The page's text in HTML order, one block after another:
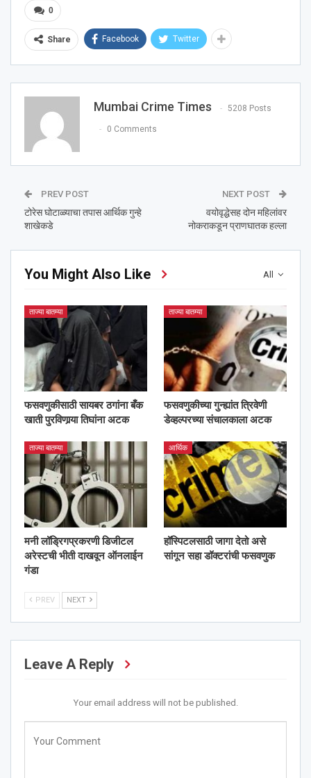
0
Share Facebook Twitter
Mumbai Crime Times 5208 Posts
0 Comments
PREV POST
टोरेस घोटाळ्याचा तपास आर्थिक गुन्हे
शाखेकडे
NEXT POST
वयोवृद्धेसह दोन महिलांवर
नोकराकडून प्राणघातक हल्ला
All
You Might Also Like
ताज्या बातम्या
फसवणुकीसाठी सायबर ठगांना बँक
खाती पुरविणार्‍या तिघांना अटक
ताज्या बातम्या
फसवणुकीच्या गुन्ह्यांत त्रिवेणी
डेव्हल्परच्या संचालकाला अटक
ताज्या बातम्या
मनी लॉड्रिगप्रकरणी डिजीटल
अरेस्टची भीती दाखवून ऑनलाईन
गंडा
आर्थिक
हॉस्पिटलसाठी जागा देतो असे
सांगून सहा डॉक्टरांची फसवणुक
PREV NEXT
Leave A Reply
Your email address will not be published.